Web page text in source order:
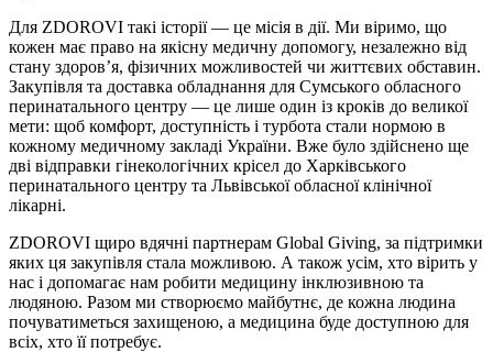
Для ZDOROVI такі історії — це місія в дії. Ми віримо, що
кожен має право на якісну медичну допомогу, незалежно від
стану здоров’я, фізичних можливостей чи життєвих обставин.
Закупівля та доставка обладнання для Сумського обласного
перинатального центру — це лише один із кроків до великої
мети: щоб комфорт, доступність і турбота стали нормою в
кожному медичному закладі України. Вже було здійснено ще
дві відправки гінекологічних крісел до Харківського
перинатального центру та Львівської обласної клінічної
лікарні.
ZDOROVI щиро вдячні партнерам Global Giving, за підтримки
яких ця закупівля стала можливою. А також усім, хто вірить у
нас і допомагає нам робити медицину інклюзивною та
людяною. Разом ми створюємо майбутнє, де кожна людина
почуватиметься захищеною, а медицина буде доступною для
всіх, хто її потребує.